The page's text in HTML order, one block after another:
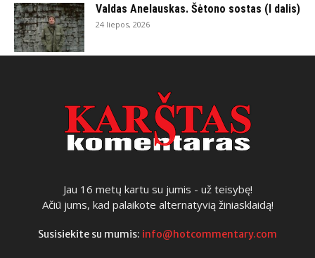
Valdas Anelauskas. Šėtono sostas (I dalis)
24 liepos, 2026
Jau 16 metų kartu su jumis - už teisybę!
Ačiū jums, kad palaikote alternatyvią žiniasklaidą!
Susisiekite su mumis: info@hotcommentary.com